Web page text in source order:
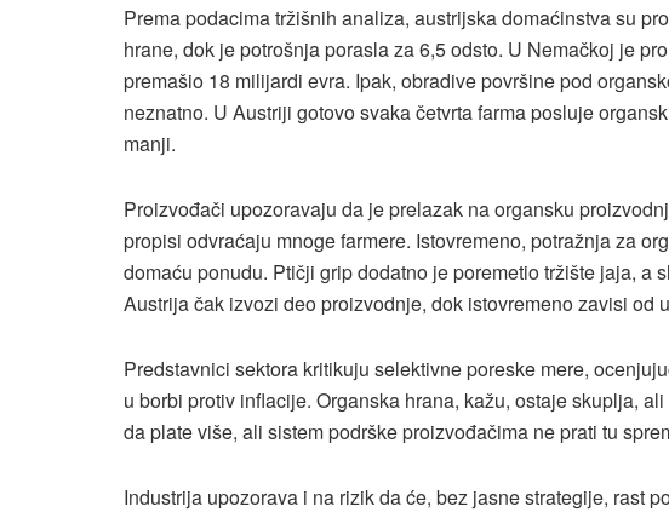
Prema podacima tržišnih analiza, austrijska domaćinstva su
hrane, dok je potrošnja porasla za 6,5 odsto. U Nemačkoj je
premašio 18 milijardi evra. Ipak, obradive površine pod
neznatno. U Austriji gotovo svaka četvrta farma posluje
manji.
Proizvođači upozoravaju da je prelazak na organsku
propisi odvraćaju mnoge farmere. Istovremeno, potražnja za
domaću ponudu. Ptičji grip dodatno je poremetio tržište jaja, a
Austrija čak izvozi deo proizvodnje, dok istovremeno zavisi od
Predstavnici sektora kritikuju selektivne poreske mere,
u borbi protiv inflacije. Organska hrana, kažu, ostaje skuplja,
da plate više, ali sistem podrške proizvođačima ne prati tu
Industrija upozorava i na rizik da će, bez jasne strategije, rast